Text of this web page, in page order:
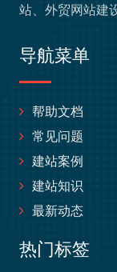
站、外贸网站建
导航菜单
帮助文档
常见问题
建站案例
建站知识
最新动态
热门标签